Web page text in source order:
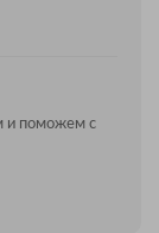
и поможем с